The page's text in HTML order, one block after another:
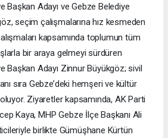
Başkan Adayı ve Gebze Belediye
seçim çalışmalarına hız kesmeden
kapsamında toplumun tüm
bir araya gelmeyi sürdüren
Başkan Adayı Zinnur Büyükgöz; sivil
sıra Gebze’deki hemşeri ve kültür
Ziyaretler kapsamında, AK Parti
Kaya, MHP Gebze İlçe Başkanı Ali
birlikte Gümüşhane Kürtün